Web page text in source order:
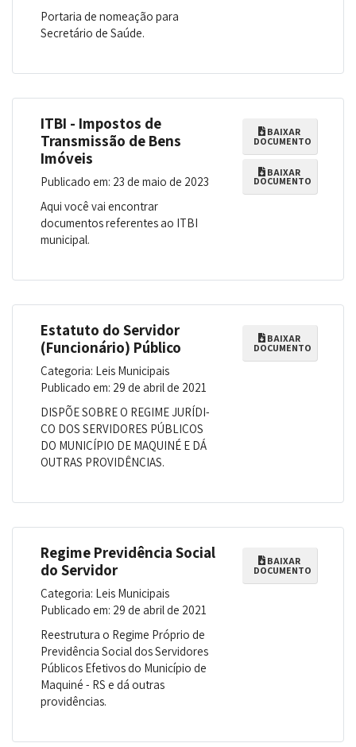
Portaria de nomeação para
Secretário de Saúde.
ITBI - Impostos de
Transmissão de Bens
Imóveis
Publicado em: 23 de maio de 2023
Aqui você vai encontrar
documentos referentes ao ITBI
municipal.
BAIXAR
DOCUMENTO
BAIXAR
DOCUMENTO
Estatuto do Servidor
(Funcionário) Público
Categoria: Leis Municipais
Publicado em: 29 de abril de 2021
DISPÕE SOBRE O REGIME JURÍDI­
CO DOS SERVIDORES PÚBLICOS
DO MUNICÍPIO DE MAQUINÉ E DÁ
OUTRAS PROVIDÊNCIAS.
BAIXAR
DOCUMENTO
Regime Previdência Social
do Servidor
Categoria: Leis Municipais
Publicado em: 29 de abril de 2021
Reestrutura o Regime Próprio de
Previdência Social dos Servidores
Públicos Efetivos do Município de
Maquiné - RS e dá outras
providências.
BAIXAR
DOCUMENTO